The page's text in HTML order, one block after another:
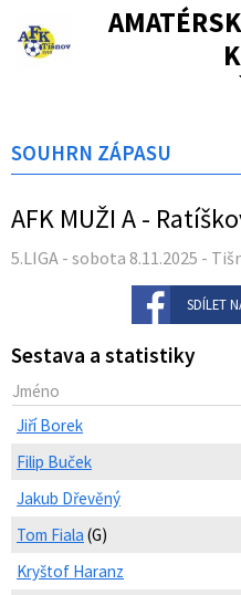
SOUHRN ZÁPASU
AFK MUŽI A -
5.LIGA - sobota 8.11.2025 -
SDÍLET
Sestava a statistiky
Jméno
Jiří Borek
Filip Buček
Jakub Dřevěný
Tom Fiala (G)
Kryštof Haranz